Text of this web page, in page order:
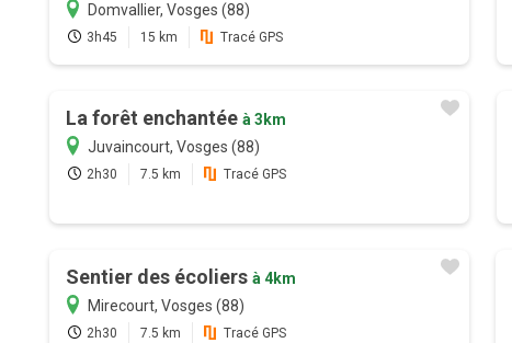
Domvallier, Vosges (88)
3h45 15 km Tracé GPS
La forêt enchantée à 3km
Juvaincourt, Vosges (88)
2h30 7.5 km Tracé GPS
Sentier des écoliers à 4km
Mirecourt, Vosges (88)
2h30 7.5 km Tracé GPS